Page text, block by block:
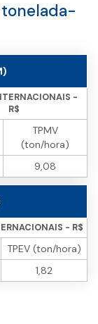
-
R$
TPMV
(ton/hora)
9,08
- R$
TPEV (ton/hora)
1,82